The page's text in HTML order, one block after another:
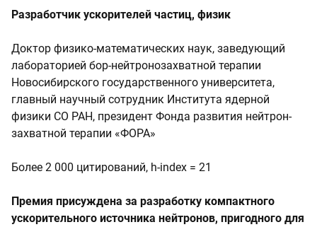
Разработчик ускорителей частиц, физик
Доктор физико-математических наук, заведующий
лабораторией бор-нейтронозахватной терапии
Новосибирского государственного университета,
главный научный сотрудник Института ядерной
физики СО РАН, президент Фонда развития нейтрон-
захватной терапии «ФОРА»
Более 2 000 цитирований, h-index = 21
Премия присуждена за разработку компактного
ускорительного источника нейтронов, пригодного для